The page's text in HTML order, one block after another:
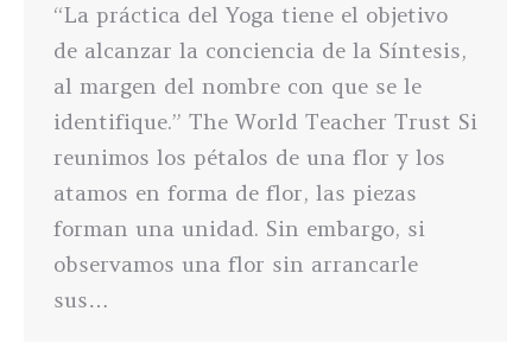
“La práctica del Yoga tiene el objetivo
de alcanzar la conciencia de la Síntesis,
al margen del nombre con que se le
identifique.” The World Teacher Trust Si
reunimos los pétalos de una flor y los
atamos en forma de flor, las piezas
forman una unidad. Sin embargo, si
observamos una flor sin arrancarle
sus…